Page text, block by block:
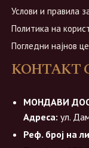
Услови и правила
Политика на
Погледни најнов
КОНТАКТ
МОНДАВИ
Адреса: ул.
Реф. број на